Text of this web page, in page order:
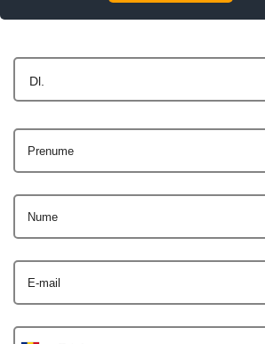
Dl.
Prenume
Nume
E-mail